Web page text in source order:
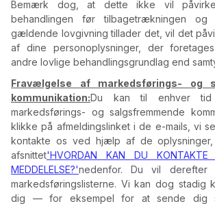
Bemærk dog, at dette ikke vil
behandlingen før tilbagetrækningen
gældende lovgivning tillader det, vil det
af dine personoplysninger, der
andre lovlige behandlingsgrundlag end
Fravælgelse af markedsførings- og
kommunikation:Du kan til enhver tid
markedsførings- og salgsfremmende
klikke på afmeldingslinket i de e-mails, vi
kontakte os ved hjælp af de
afsnittet'HVORDAN KAN DU
MEDDELELSE?'nedenfor. Du vil derefter
markedsføringslisterne. Vi kan dog stadig
dig — for eksempel for at sende dig